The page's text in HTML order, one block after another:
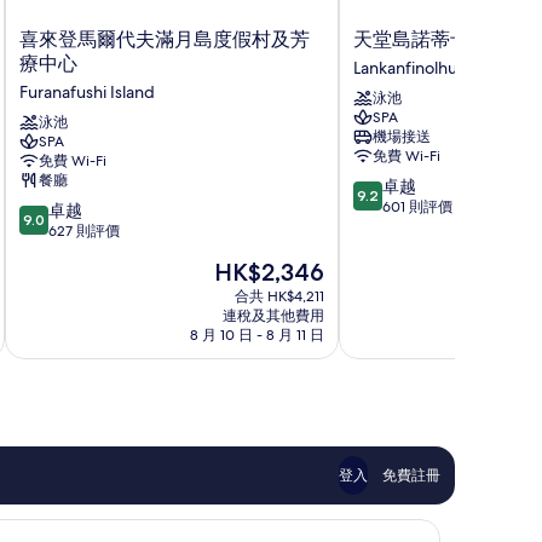
喜
來
登
馬
爾
代
夫
滿
月
島
療
Island
喜來登馬爾代夫滿月島度假村及芳
療中心
Furanafushi Island
泳池
SPA
免費 Wi-Fi
餐廳
9.0
分
卓
評
評
9.0 卓越
627 則評價
現
HK$2,346
HK$2,346
合共 HK$4,211
連稅及其他費用
8 月 10 日 - 8 月 11 日
天
堂
島
諾
蒂
卡
別
墅
度
天堂島諾蒂卡別墅度
Lankanfinolhu
泳池
SPA
機場接送
免費 Wi-Fi
9.2
分
越，
價
篇
評
價
9.2 卓越
601 則評價
登入 免費註冊